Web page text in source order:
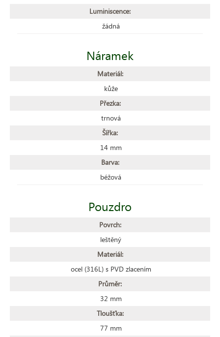
Luminiscence:
žádná
Náramek
Materiál:
kůže
Přezka:
trnová
Šířka:
14 mm
Barva:
béžová
Pouzdro
Povrch:
leštěný
Materiál:
ocel (316L) s PVD zlacením
Průměr:
32 mm
Tloušťka:
77 mm